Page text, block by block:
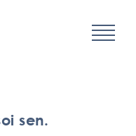
Valikko
sen.